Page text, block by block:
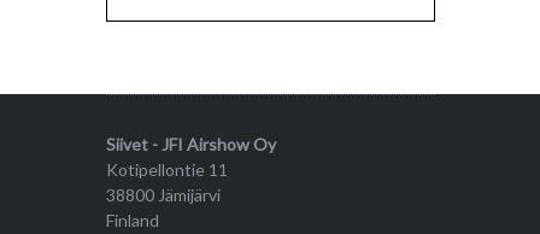
Siivet - JFI Airshow Oy
Kotipellontie 11
38800 Jämijärvi
Finland